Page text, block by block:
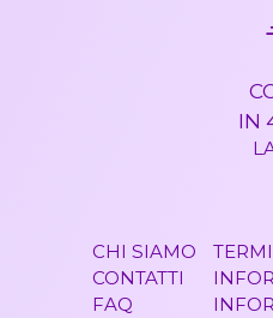
IN
CHI SIAMO
CONTATTI
FAQ